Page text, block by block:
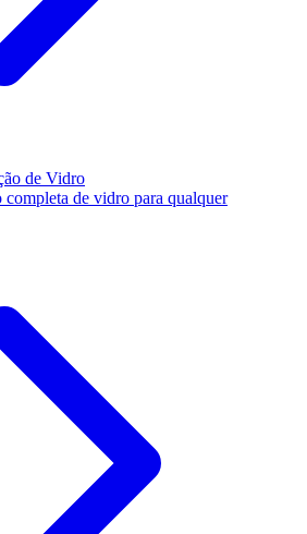
de Vidro
de vidro para qualquer